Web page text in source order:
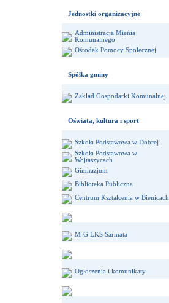
Jednostki organizacyjne
Administracja Mienia
Komunalnego
Ośrodek Pomocy Społecznej
Spółka gminy
Zakład Gospodarki Komunalnej
Oświata, kultura i sport
Szkoła Podstawowa w Dobrej
Szkoła Podstawowa w
Wojtaszycach
Gimnazjum
Biblioteka Publiczna
Centrum Kształcenia w Bienicach
M-G LKS Sarmata
Ogłoszenia i komunikaty